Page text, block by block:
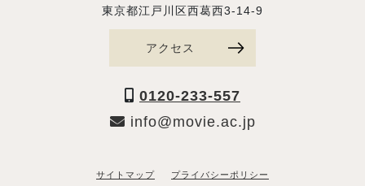
東京都江戸川区西葛西3-14-9
アクセス
0120-233-557
info@movie.ac.jp
サイトマップ プライバシーポリシー